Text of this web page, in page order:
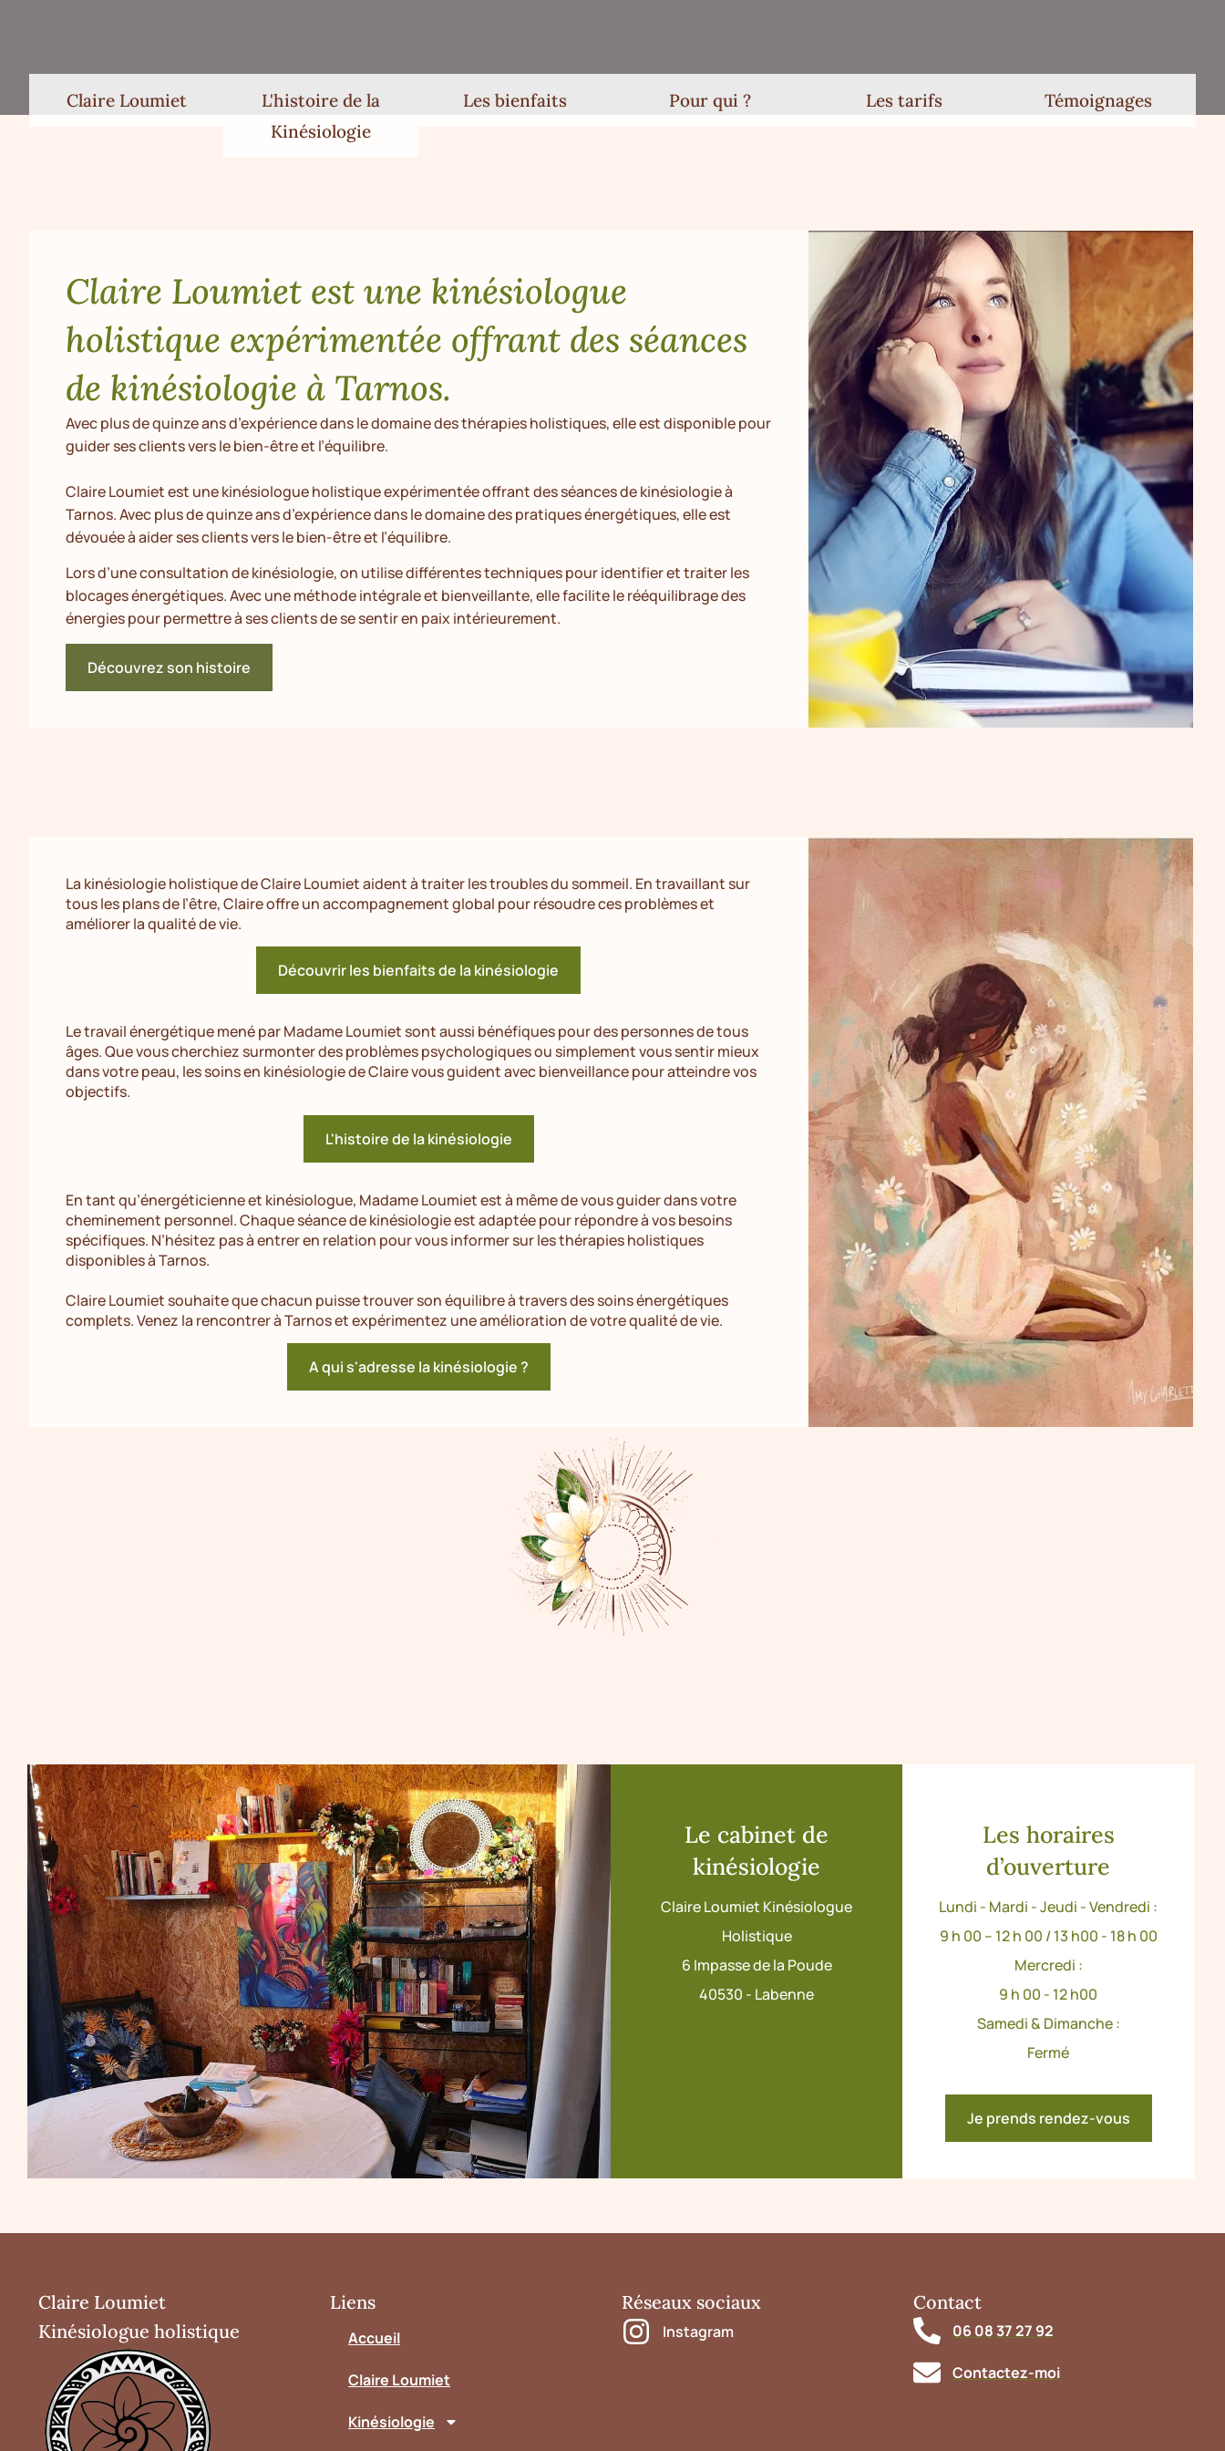
Claire Loumiet
L'histoire de la
Kinésiologie
Les bienfaits Pour qui ? Les tarifs Témoignages
Claire Loumiet est une kinésiologue
holistique expérimentée offrant des séances
de kinésiologie à Tarnos.
Avec plus de quinze ans d’expérience dans le domaine des thérapies holistiques, elle est disponible pour
guider ses clients vers le bien-être et l’équilibre.
Claire Loumiet est une kinésiologue holistique expérimentée offrant des séances de kinésiologie à
Tarnos. Avec plus de quinze ans d’expérience dans le domaine des pratiques énergétiques, elle est
dévouée à aider ses clients vers le bien-être et l’équilibre.
Lors d’une consultation de kinésiologie, on utilise différentes techniques pour identifier et traiter les
blocages énergétiques. Avec une méthode intégrale et bienveillante, elle facilite le rééquilibrage des
énergies pour permettre à ses clients de se sentir en paix intérieurement.
Découvrez son histoire
La kinésiologie holistique de Claire Loumiet aident à traiter les troubles du sommeil. En travaillant sur
tous les plans de l’être, Claire offre un accompagnement global pour résoudre ces problèmes et
améliorer la qualité de vie.
Découvrir les bienfaits de la kinésiologie
Le travail énergétique mené par Madame Loumiet sont aussi bénéfiques pour des personnes de tous
âges. Que vous cherchiez surmonter des problèmes psychologiques ou simplement vous sentir mieux
dans votre peau, les soins en kinésiologie de Claire vous guident avec bienveillance pour atteindre vos
objectifs.
L'histoire de la kinésiologie
En tant qu’énergéticienne et kinésiologue, Madame Loumiet est à même de vous guider dans votre
cheminement personnel. Chaque séance de kinésiologie est adaptée pour répondre à vos besoins
spécifiques. N’hésitez pas à entrer en relation pour vous informer sur les thérapies holistiques
disponibles à Tarnos.
Claire Loumiet souhaite que chacun puisse trouver son équilibre à travers des soins énergétiques
complets. Venez la rencontrer à Tarnos et expérimentez une amélioration de votre qualité de vie.
A qui s'adresse la kinésiologie ?
Le cabinet de
kinésiologie
Claire Loumiet Kinésiologue
Holistique
6 Impasse de la Poude
40530 - Labenne
Les horaires
d’ouverture
Lundi - Mardi - Jeudi - Vendredi :
9 h 00 – 12 h 00 / 13 h00 - 18 h 00
Mercredi :
9 h 00 - 12 h00
Samedi & Dimanche :
Fermé
Je prends rendez-vous
Claire Loumiet
Kinésiologue holistique
Liens
Accueil
Claire Loumiet
Kinésiologie
Réseaux sociaux
Instagram
Contact
06 08 37 27 92
Contactez-moi